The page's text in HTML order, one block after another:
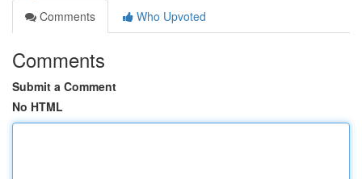
Comments
Who Upvoted
Comments
Submit a Comment
No HTML